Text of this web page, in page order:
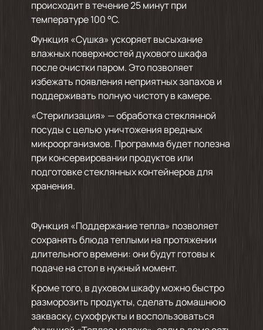
происходит в течение 25 минут при
температуре 100 °C.
Функция «Сушка» ускоряет высыхание
влажных поверхностей духового шкафа
после очистки паром. Это позволяет
избежать появления неприятных запахов и
поддерживать полную чистоту в камере.
«Стерилизация» — обработка стеклянной
посуды с целью уничтожения вредных
микроорганизмов. Программа будет полезна
при консервировании продуктов или
подготовке стеклянных контейнеров для
хранения.
Функция «Поддержание тепла» позволяет
сохранять блюда теплыми на протяжении
длительного времени: они будут готовы к
подаче на стол в нужный момент.
Кроме того, в духовом шкафу можно быстро
разморозить продукты, сделать домашнюю
закваску, сухофрукты и воспользоваться